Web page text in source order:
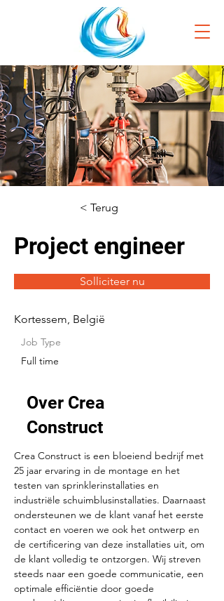
< Terug
Project engineer
Solliciteer nu
Kortessem, België
Job Type
Full time
Over Crea
Construct
Crea Construct is een bloeiend bedrijf met
25 jaar ervaring in de montage en het
testen van sprinklerinstallaties en
industriële schuimblusinstallaties. Daarnaast
ondersteunen we de klant vanaf het eerste
contact en voeren we ook het ontwerp en
de certificering van deze installaties uit, om
de klant volledig te ontzorgen. Wij streven
steeds naar een goede communicatie, een
optimale efficiëntie door goede